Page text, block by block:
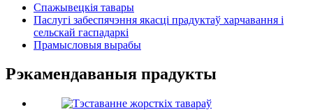
Спажывецкія тавары
Паслугі забеспячэння якасці прадуктаў харчавання і
сельскай гаспадаркі
Прамысловыя вырабы
Рэкамендаваныя прадукты